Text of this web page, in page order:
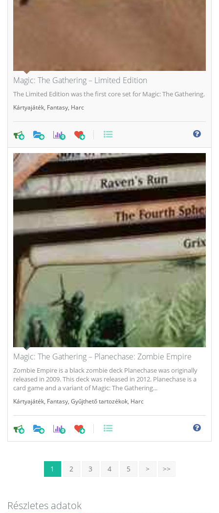
Magic: The Gathering – Limited Edition
The Limited Edition was the first core set for Magic: The Gathering.
Kártyajáték, Fantasy, Harc
0
Magic: The Gathering – Planechase: Zombie Empire
Zombie Empire is a black zombie deck Planechase was originally
released in 2009. This deck was released in 2012. Planechase is a
card game and a variant of Magic: The Gathering...
Kártyajáték, Fantasy, Gyűjthető tartozékok, Harc
0
1 2 3 4 5 > >>
Részletes adatok